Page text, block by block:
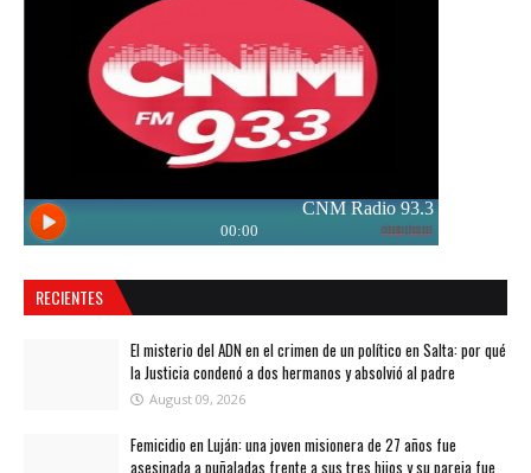
RECIENTES
El misterio del ADN en el crimen de un político en Salta: por qué
la Justicia condenó a dos hermanos y absolvió al padre
August 09, 2026
Femicidio en Luján: una joven misionera de 27 años fue
asesinada a puñaladas frente a sus tres hijos y su pareja fue